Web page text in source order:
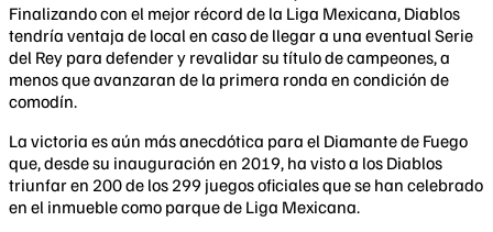
Finalizando con el mejor récord de la Liga Mexicana, Diablos
tendría ventaja de local en caso de llegar a una eventual Serie
del Rey para defender y revalidar su título de campeones, a
menos que avanzaran de la primera ronda en condición de
comodín.
La victoria es aún más anecdótica para el Diamante de Fuego
que, desde su inauguración en 2019, ha visto a los Diablos
triunfar en 200 de los 299 juegos oficiales que se han celebrado
en el inmueble como parque de Liga Mexicana.